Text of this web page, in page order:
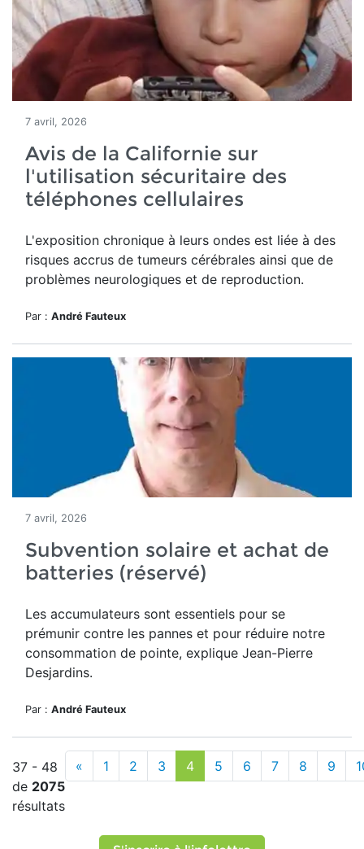
7 avril, 2026
Avis de la Californie sur
l'utilisation sécuritaire des
téléphones cellulaires
L'exposition chronique à leurs ondes est liée à des
risques accrus de tumeurs cérébrales ainsi que de
problèmes neurologiques et de reproduction.
Par : André Fauteux
7 avril, 2026
Subvention solaire et achat de
batteries (réservé)
Les accumulateurs sont essentiels pour se
prémunir contre les pannes et pour réduire notre
consommation de pointe, explique Jean-Pierre
Desjardins.
Par : André Fauteux
37 - 48
de 2075
résultats
« 1 2 3 4 5 6 7 8 9